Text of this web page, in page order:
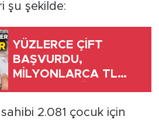
şu şekilde:
YÜZLERCE ÇİFT
BAŞVURDU,
MİLYONLARCA TL
2.081 çocuk için